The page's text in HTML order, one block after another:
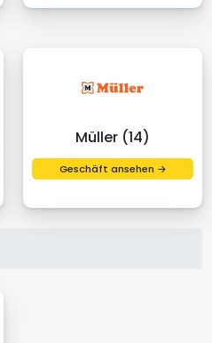
Müller (14)
Geschäft ansehen →